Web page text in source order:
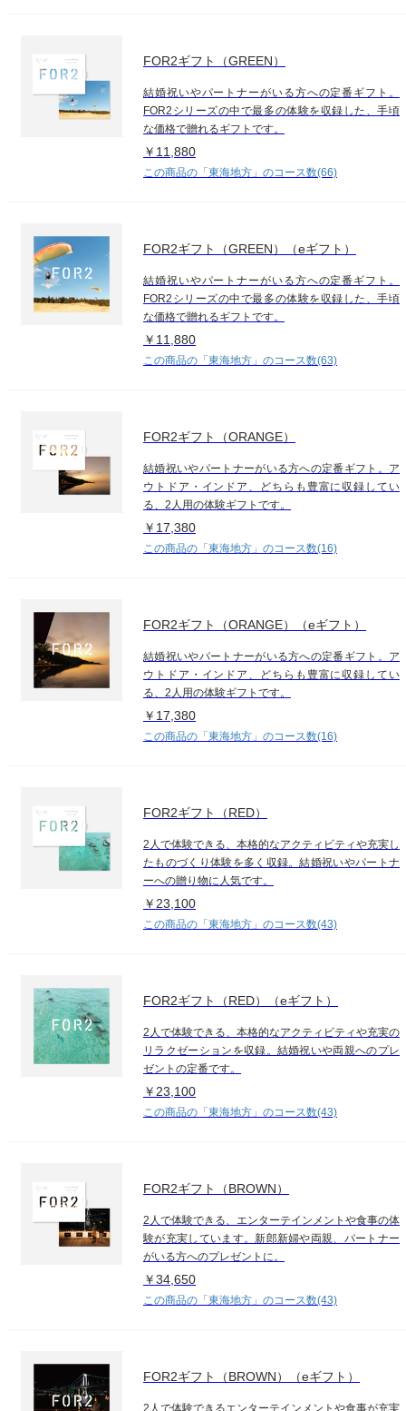
FOR2ギフト（GREEN）
結婚祝いやパートナーがいる方への定番ギフト。
FOR2シリーズの中で最多の体験を収録した、手頃
な価格で贈れるギフトです。
￥11,880
この商品の「東海地方」のコース数(66)
FOR2ギフト（GREEN）（eギフト）
結婚祝いやパートナーがいる方への定番ギフト。
FOR2シリーズの中で最多の体験を収録した、手頃
な価格で贈れるギフトです。
￥11,880
この商品の「東海地方」のコース数(63)
FOR2ギフト（ORANGE）
結婚祝いやパートナーがいる方への定番ギフト。ア
ウトドア・インドア、どちらも豊富に収録してい
る、2人用の体験ギフトです。
￥17,380
この商品の「東海地方」のコース数(16)
FOR2ギフト（ORANGE）（eギフト）
結婚祝いやパートナーがいる方への定番ギフト。ア
ウトドア・インドア、どちらも豊富に収録してい
る、2人用の体験ギフトです。
￥17,380
この商品の「東海地方」のコース数(16)
FOR2ギフト（RED）
2人で体験できる、本格的なアクティビティや充実し
たものづくり体験を多く収録。結婚祝いやパートナ
ーへの贈り物に人気です。
￥23,100
この商品の「東海地方」のコース数(43)
FOR2ギフト（RED）（eギフト）
2人で体験できる、本格的なアクティビティや充実の
リラクゼーションを収録。結婚祝いや両親へのプレ
ゼントの定番です。
￥23,100
この商品の「東海地方」のコース数(43)
FOR2ギフト（BROWN）
2人で体験できる、エンターテインメントや食事の体
験が充実しています。新郎新婦や両親、パートナー
がいる方へのプレゼントに。
￥34,650
この商品の「東海地方」のコース数(43)
FOR2ギフト（BROWN）（eギフト）
2人で体験できるエンターテインメントや食事が充実